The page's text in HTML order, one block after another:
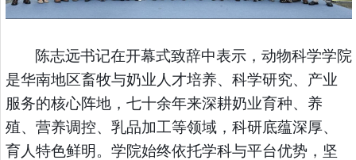
陈志远书记在开幕式致辞中表示，动物科学学院
是华南地区畜牧与奶业人才培养、科学研究、产业
服务的核心阵地，七十余年来深耕奶业育种、养
殖、营养调控、乳品加工等领域，科研底蕴深厚、
育人特色鲜明。学院始终依托学科与平台优势，坚